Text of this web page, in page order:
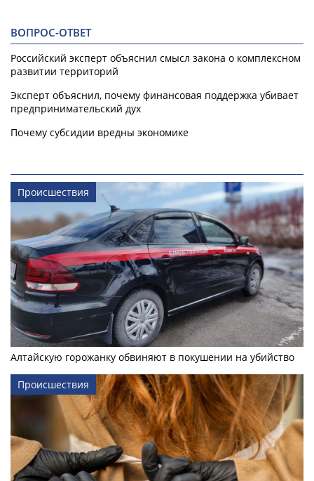
ВОПРОС-ОТВЕТ
Российский эксперт объяснил смысл закона о комплексном
развитии территорий
Эксперт объяснил, почему финансовая поддержка убивает
предпринимательский дух
Почему субсидии вредны экономике
Происшествия
Алтайскую горожанку обвиняют в покушении на убийство
Происшествия